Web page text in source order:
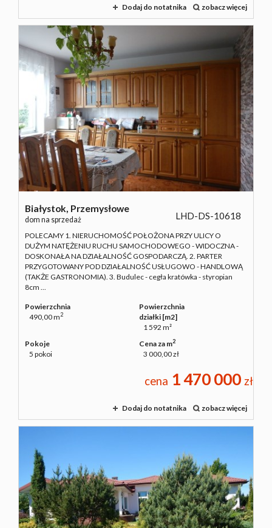
Dodaj do notatnika zobacz więcej
Białystok, Przemysłowe
dom na sprzedaż LHD-DS-10618
POLECAMY 1. NIERUCHOMOŚĆ POŁOŻONA PRZY ULICY O
DUŻYM NATĘŻENIU RUCHU SAMOCHODOWEGO - WIDOCZNA -
DOSKONAŁA NA DZIAŁALNOŚĆ GOSPODARCZĄ. 2. PARTER
PRZYGOTOWANY POD DZIAŁALNOŚĆ USŁUGOWO - HANDLOWĄ
(TAKŻE GASTRONOMIA). 3. Budulec - cegła kratówka - styropian
8cm ...
Powierzchnia
490,00 m2
Powierzchnia
działki [m2]
1 592 m²
Pokoje
5 pokoi
Cena za m2
3 000,00 zł
cena 1 470 000 zł
Dodaj do notatnika zobacz więcej